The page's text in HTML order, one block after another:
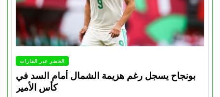
الخضر عبر القارات
بونجاح يسجل رغم هزيمة الشمال أمام السد في
كأس الأمير